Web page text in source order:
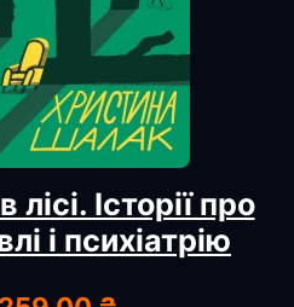
Історії про
і психіатрію